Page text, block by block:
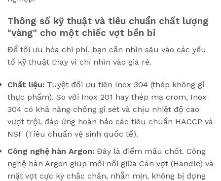
Thông số kỹ thuật và tiêu chuẩn chất lượng
"vàng" cho một chiếc vợt bền bỉ
Để tối ưu hóa chi phí, bạn cần nhìn sâu vào các yếu
tố kỹ thuật thay vì chỉ nhìn vào giá rẻ.
Chất liệu: Tuyệt đối ưu tiên Inox 304 (thép không gỉ
thực phẩm). So với Inox 201 hay thép mạ crom, Inox
304 có khả năng chống gỉ sét và chịu nhiệt độ cao
vượt trội, đáp ứng hoàn hảo các tiêu chuẩn HACCP và
NSF (Tiêu chuẩn vệ sinh quốc tế).
Công nghệ hàn Argon: Đây là điểm mấu chốt. Công
nghệ hàn Argon giúp mối nối giữa Cán vợt (Handle) và
mặt vợt cực kỳ chắc chắn, nhẵn mịn, không bị đọng